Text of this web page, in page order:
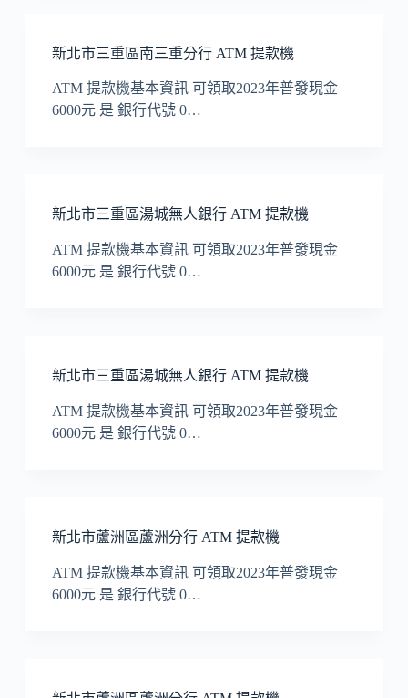
新北市三重區南三重分行 ATM 提款機
ATM 提款機基本資訊 可領取2023年普發現金
6000元 是 銀行代號 0…
新北市三重區湯城無人銀行 ATM 提款機
ATM 提款機基本資訊 可領取2023年普發現金
6000元 是 銀行代號 0…
新北市三重區湯城無人銀行 ATM 提款機
ATM 提款機基本資訊 可領取2023年普發現金
6000元 是 銀行代號 0…
新北市蘆洲區蘆洲分行 ATM 提款機
ATM 提款機基本資訊 可領取2023年普發現金
6000元 是 銀行代號 0…